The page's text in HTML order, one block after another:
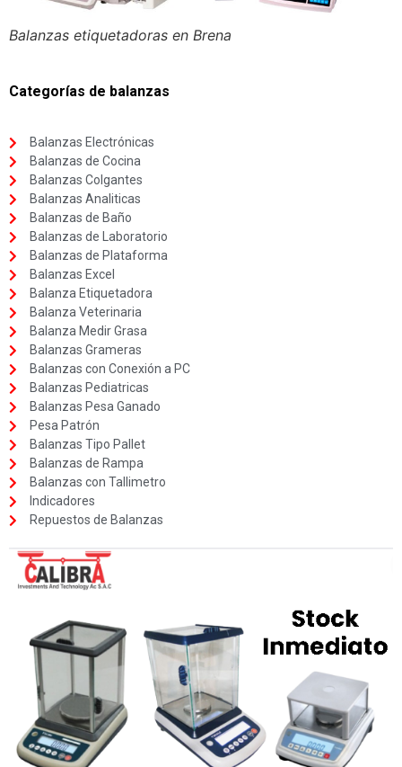
Balanzas etiquetadoras en Brena
Categorías de balanzas
Balanzas Electrónicas
Balanzas de Cocina
Balanzas Colgantes
Balanzas Analiticas
Balanzas de Baño
Balanzas de Laboratorio
Balanzas de Plataforma
Balanzas Excel
Balanza Etiquetadora
Balanza Veterinaria
Balanza Medir Grasa
Balanzas Grameras
Balanzas con Conexión a PC
Balanzas Pediatricas
Balanzas Pesa Ganado
Pesa Patrón
Balanzas Tipo Pallet
Balanzas de Rampa
Balanzas con Tallimetro
Indicadores
Repuestos de Balanzas